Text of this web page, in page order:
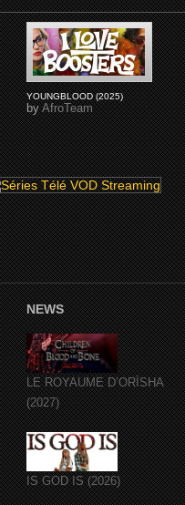
YOUNGBLOOD (2025)
byAfroTeam
NEWS
LE ROYAUME D’ORÏSHA
(2027)
IS GOD IS (2026)